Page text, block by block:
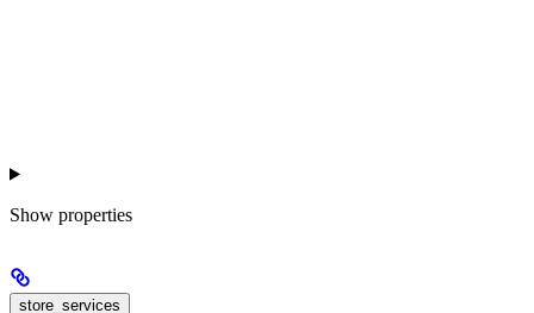
Show properties
store_services